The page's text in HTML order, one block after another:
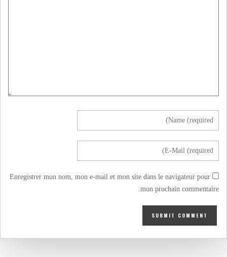
Enregistrer mon nom, mon e-mail et mon site dans le navigateur pour
mon prochain commentaire.